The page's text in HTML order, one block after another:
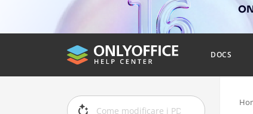
DOCS